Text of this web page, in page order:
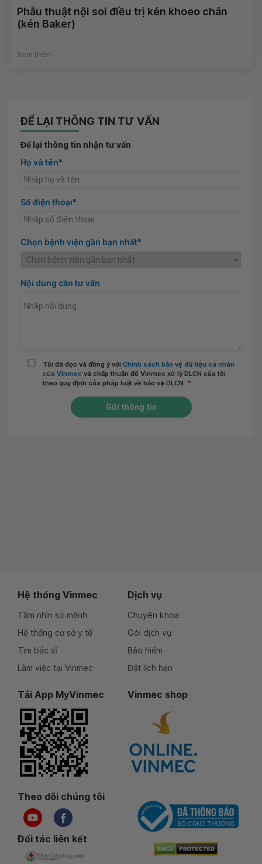
Phẫu thuật nội soi điều trị kén khoeo chân
(kén Baker)
Xem thêm
ĐỂ LẠI THÔNG TIN TƯ VẤN
Để lại thông tin nhận tư vấn
Họ và tên*
Số điện thoại*
Chọn bệnh viện gần bạn nhất*
Nội dung cần tư vấn
Tôi đã đọc và đồng ý với Chính sách bảo vệ dữ liệu cá nhân
của Vinmec và chấp thuận để Vinmec xử lý DLCN của tôi
theo quy định của pháp luật về bảo vệ DLCN. *
Gửi thông tin
Hệ thống Vinmec
Tầm nhìn sứ mệnh
Hệ thống cơ sở y tế
Tìm bác sĩ
Làm việc tại Vinmec
Dịch vụ
Chuyên khoa
Gói dịch vụ
Bảo hiểm
Đặt lịch hẹn
Tải App MyVinmec Vinmec shop
Theo dõi chúng tôi
Đối tác liên kết